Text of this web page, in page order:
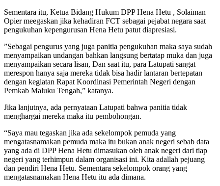
Sementara itu, Ketua Bidang Hukum DPP Hena Hetu , Solaiman
Opier meegaskan jika kehadiran FCT sebagai pejabat negara saat
pengukuhan kepengurusan Hena Hetu patut diapresiasi.
”Sebagai pengurus yang juga panitia pengukuhan maka saya sudah
menyampaikan undangan bahkan langsung bertatap muka dan juga
menyampaikan secara lisan, Dan saat itu, para Latupati sangat
merespon hanya saja mereka tidak bisa hadir lantaran bertepatan
dengan kegiatan Rapat Koordinasi Pemerintah Negeri dengan
Pemkab Maluku Tengah,” katanya.
Jika lanjutnya, ada pernyataan Latupati bahwa panitia tidak
menghargai mereka maka itu pembohongan.
“Saya mau tegaskan jika ada sekelompok pemuda yang
mengatasnamakan pemuda maka itu bukan anak negeri sebab data
yang ada di DPP Hena Hetu dimasukan oleh anak negeri dari tiap
negeri yang terhimpun dalam organisasi ini. Kita adallah pejuang
dan pendiri Hena Hetu. Sementara sekelompok orang yang
mengatasnamakan Hena Hetu itu ada dimana.